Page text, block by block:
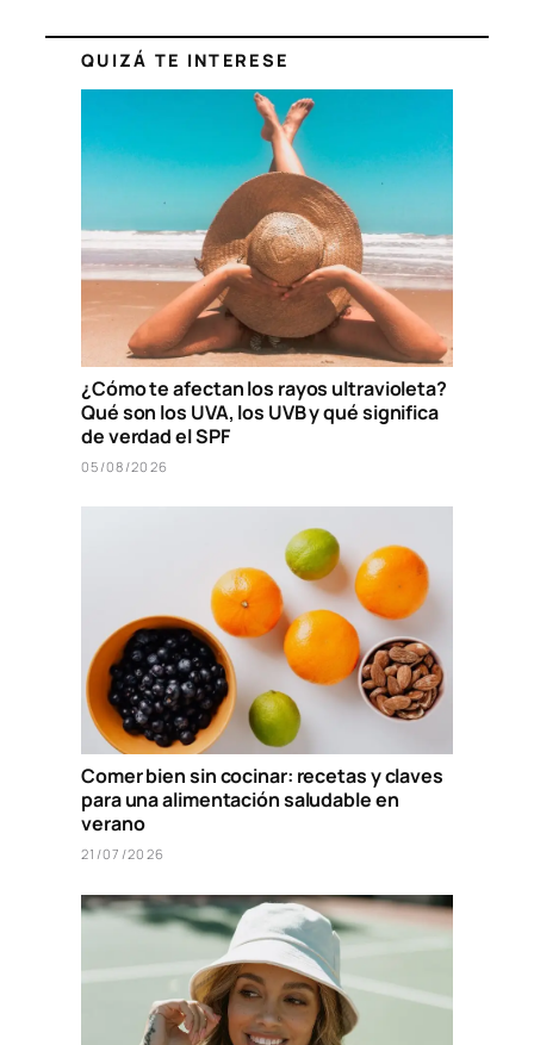
QUIZÁ TE INTERESE
¿Cómo te afectan los rayos ultravioleta?
Qué son los UVA, los UVB y qué significa
de verdad el SPF
05/08/2026
Comer bien sin cocinar: recetas y claves
para una alimentación saludable en
verano
21/07/2026